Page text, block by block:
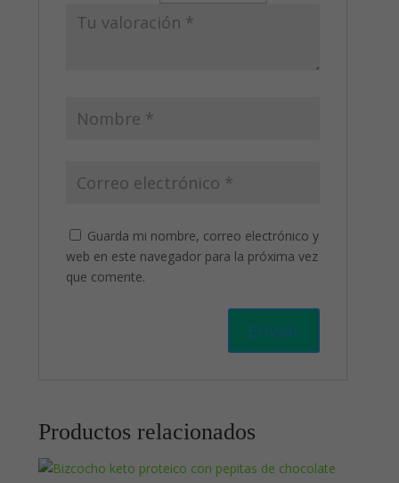
Guarda mi nombre, correo electrónico y
web en este navegador para la próxima vez
que comente.
Productos relacionados